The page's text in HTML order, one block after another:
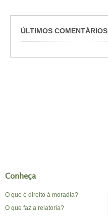
ÚLTIMOS COMENTÁRIOS
Conheça
O que é direito à moradia?
O que faz a relatoria?